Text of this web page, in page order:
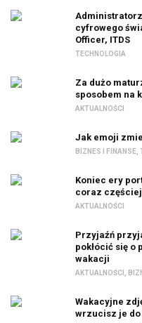
cyfrowego
Officer, ITDS
TECHNOLOGIA
Za dużo
sposobem na
AKTUALNOŚCI
Jak emoji
BIZNES I FINANSE
Koniec ery
coraz
AKTUALNOŚCI
Przyjaźń
pokłócić się o
wakacji
AKTUALNOŚCI
Wakacyjne
wrzucisz je